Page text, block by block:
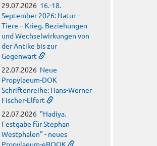
29.07.2026 16.-18.
September 2026: Natur –
Tiere – Krieg. Beziehungen
und Wechselwirkungen von
der Antike bis zur
Gegenwart
22.07.2026 Neue
Propylaeum-DOK
Schriftenreihe: Hans-Werner
Fischer-Elfert
22.07.2026 "Hadiya.
Festgabe für Stephan
Westphalen" - neues
Propylaeum-eBOOK